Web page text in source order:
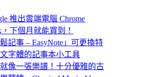
推出雲端電腦 Chrome
下個月就能買到！
鬆記事 – EasyNote」可更換特
字體的記事本小工具
像一張樂譜！十分優雅的古